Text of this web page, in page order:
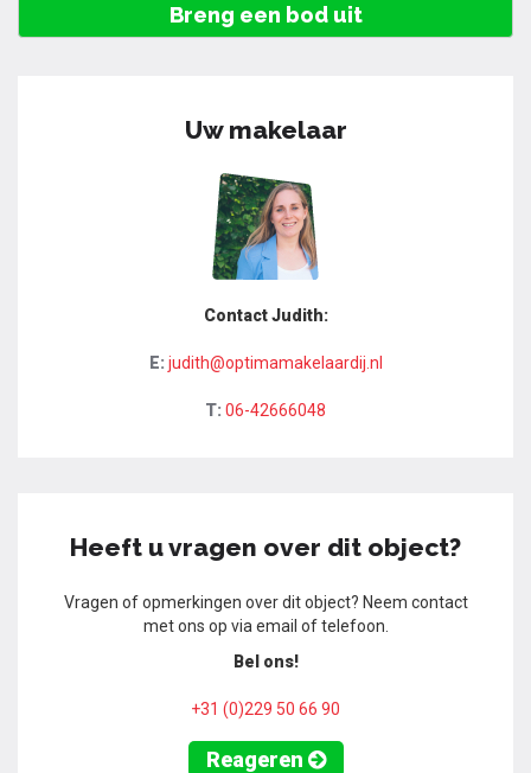
Breng een bod uit
Uw makelaar
Contact Judith:
E: judith@optimamakelaardij.nl
T: 06-42666048
Heeft u vragen over dit object?
Vragen of opmerkingen over dit object? Neem contact
met ons op via email of telefoon.
Bel ons!
+31 (0)229 50 66 90
Reageren